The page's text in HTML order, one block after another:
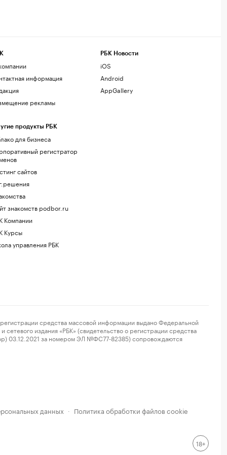
информация
рекламы
продукты РБК
для бизнеса
регистратор
сайтов
знакомств podbor.ru
Компании
Курсы
управления РБК
РБК Новости
iOS
Android
AppGallery
средства массовой информации выдано Федеральной
издания «РБК» (свидетельство о регистрации средства
03.12.2021 за номером ЭЛ №ФС77-82385) сопровождаются
данных · Политика обработки файлов cookie
18+